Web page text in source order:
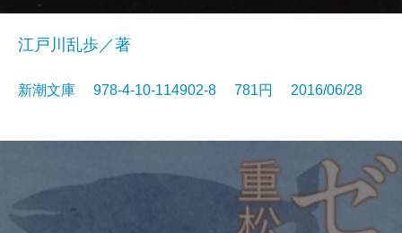
江戸川乱歩／著
新潮文庫 978-4-10-114902-8 781円 2016/06/28